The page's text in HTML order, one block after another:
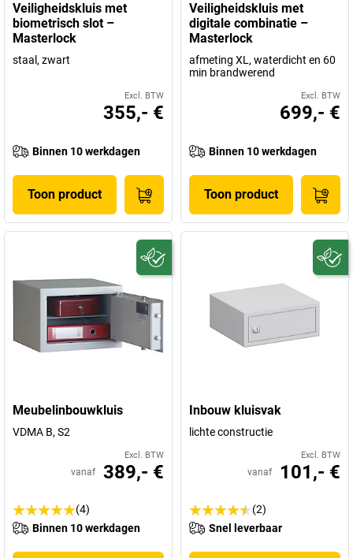
Veiligheidskluis met
biometrisch slot –
Masterlock
staal, zwart
Excl. BTW
355,- €
Binnen 10 werkdagen
Toon product
Veiligheidskluis met
digitale combinatie –
Masterlock
afmeting XL, waterdicht en 60
min brandwerend
Excl. BTW
699,- €
Binnen 10 werkdagen
Toon product
Meubelinbouwkluis
VDMA B, S2
Excl. BTW
vanaf 389,- €
(4)
Binnen 10 werkdagen
Inbouw kluisvak
lichte constructie
Excl. BTW
vanaf 101,- €
(2)
Snel leverbaar